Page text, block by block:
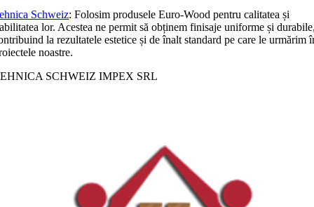
Schweiz: Folosim produsele Euro-Wood pentru calitatea și
lor. Acestea ne permit să obținem finisaje uniforme și
la rezultatele estetice și de înalt standard pe care le urmărim
noastre.
SCHWEIZ IMPEX SRL